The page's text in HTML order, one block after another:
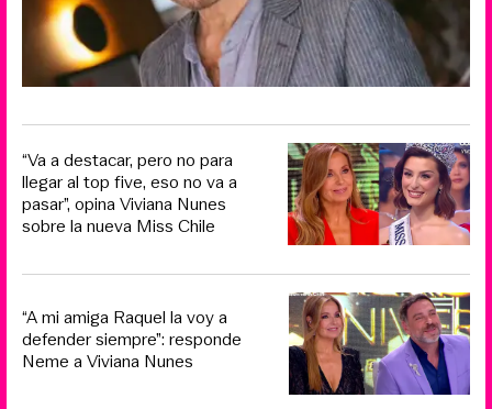
“Va a destacar, pero no para
llegar al top five, eso no va a
pasar”, opina Viviana Nunes
sobre la nueva Miss Chile
“A mi amiga Raquel la voy a
defender siempre”: responde
Neme a Viviana Nunes